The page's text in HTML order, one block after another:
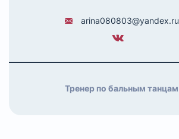
arina080803@yandex.ru
Тренер по бальным танцам